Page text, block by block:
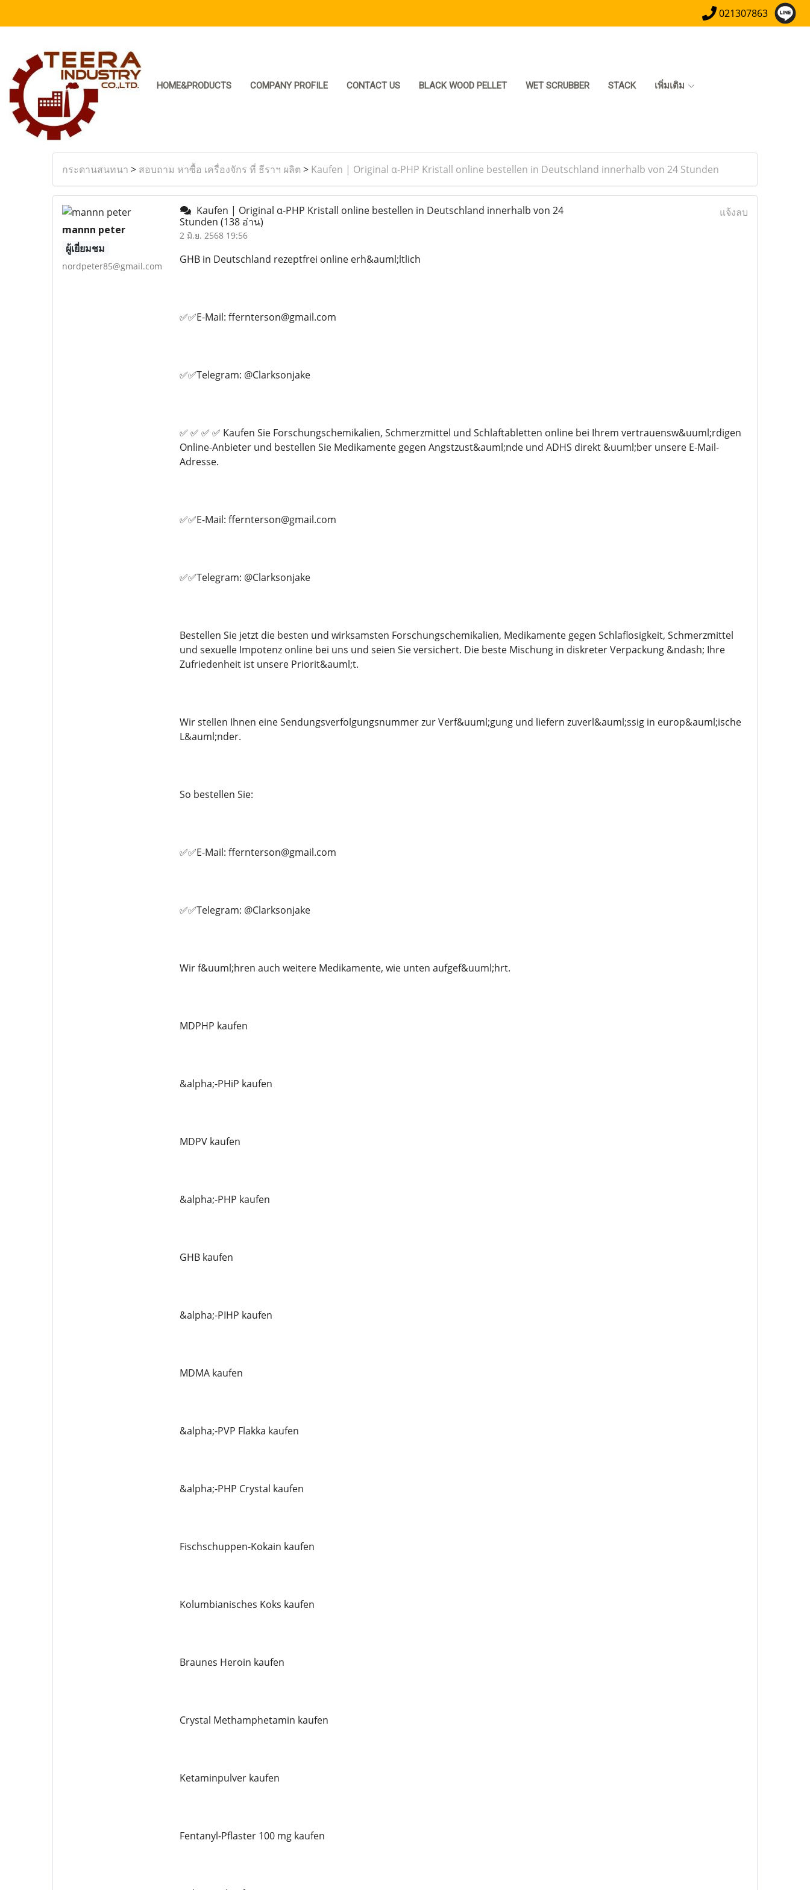
021307863
HOME&PRODUCTS COMPANY PROFILE CONTACT US BLACK WOOD PELLET WET SCRUBBER STACK เพิ่มเติม
กระดานสนทนา > สอบถาม หาซื้อ เครื่องจักร ที่ ธีราฯ ผลิต > Kaufen | Original α-PHP Kristall online bestellen in Deutschland innerhalb von 24 Stunden
mannn peter
ผู้เยี่ยมชม
nordpeter85@gmail.com
Kaufen | Original α-PHP Kristall online bestellen in Deutschland innerhalb von 24
Stunden (138 อ่าน)
2 มิ.ย. 2568 19:56
แจ้งลบ
GHB in Deutschland rezeptfrei online erh&auml;ltlich
✅✅E-Mail: ffernterson@gmail.com
✅✅Telegram: @Clarksonjake
✅ ✅ ✅ ✅ Kaufen Sie Forschungschemikalien, Schmerzmittel und Schlaftabletten online bei Ihrem vertrauensw&uuml;rdigen
Online-Anbieter und bestellen Sie Medikamente gegen Angstzust&auml;nde und ADHS direkt &uuml;ber unsere E-Mail-
Adresse.
✅✅E-Mail: ffernterson@gmail.com
✅✅Telegram: @Clarksonjake
Bestellen Sie jetzt die besten und wirksamsten Forschungschemikalien, Medikamente gegen Schlaflosigkeit, Schmerzmittel
und sexuelle Impotenz online bei uns und seien Sie versichert. Die beste Mischung in diskreter Verpackung &ndash; Ihre
Zufriedenheit ist unsere Priorit&auml;t.
Wir stellen Ihnen eine Sendungsverfolgungsnummer zur Verf&uuml;gung und liefern zuverl&auml;ssig in europ&auml;ische
L&auml;nder.
So bestellen Sie:
✅✅E-Mail: ffernterson@gmail.com
✅✅Telegram: @Clarksonjake
Wir f&uuml;hren auch weitere Medikamente, wie unten aufgef&uuml;hrt.
MDPHP kaufen
&alpha;-PHiP kaufen
MDPV kaufen
&alpha;-PHP kaufen
GHB kaufen
&alpha;-PIHP kaufen
MDMA kaufen
&alpha;-PVP Flakka kaufen
&alpha;-PHP Crystal kaufen
Fischschuppen-Kokain kaufen
Kolumbianisches Koks kaufen
Braunes Heroin kaufen
Crystal Methamphetamin kaufen
Ketaminpulver kaufen
Fentanyl-Pflaster 100 mg kaufen